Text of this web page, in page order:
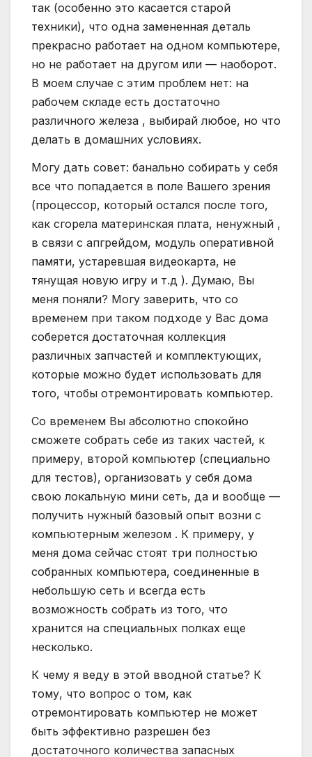
так (особенно это касается старой
техники), что одна замененная деталь
прекрасно работает на одном компьютере,
но не работает на другом или — наоборот.
В моем случае с этим проблем нет: на
рабочем складе есть достаточно
различного железа , выбирай любое, но что
делать в домашних условиях.
Могу дать совет: банально собирать у себя
все что попадается в поле Вашего зрения
(процессор, который остался после того,
как сгорела материнская плата, ненужный ,
в связи с апгрейдом, модуль оперативной
памяти, устаревшая видеокарта, не
тянущая новую игру и т.д ). Думаю, Вы
меня поняли? Могу заверить, что со
временем при таком подходе у Вас дома
соберется достаточная коллекция
различных запчастей и комплектующих,
которые можно будет использовать для
того, чтобы отремонтировать компьютер.
Со временем Вы абсолютно спокойно
сможете собрать себе из таких частей, к
примеру, второй компьютер (специально
для тестов), организовать у себя дома
свою локальную мини сеть, да и вообще —
получить нужный базовый опыт возни с
компьютерным железом . К примеру, у
меня дома сейчас стоят три полностью
собранных компьютера, соединенные в
небольшую сеть и всегда есть
возможность собрать из того, что
хранится на специальных полках еще
несколько.
К чему я веду в этой вводной статье? К
тому, что вопрос о том, как
отремонтировать компьютер не может
быть эффективно разрешен без
достаточного количества запасных